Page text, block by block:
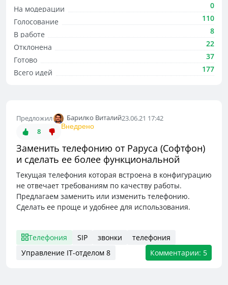
На модерации
0
Голосование
110
В работе
8
Отклонена
22
Готово
37
Всего идей
177
Предложил Барилко Виталий23.06.21 17:42
8
Внедрено
Заменить телефонию от Раруса (Софтфон)
и сделать ее более функциональной
Текущая телефония которая встроена в конфигурацию
не отвечает требованиям по качеству работы.
Предлагаем заменить или изменить телефонию.
Сделать ее проще и удобнее для использования.
Телефония SIP звонки
телефония
Управление IT-отделом 8
Комментарии: 5